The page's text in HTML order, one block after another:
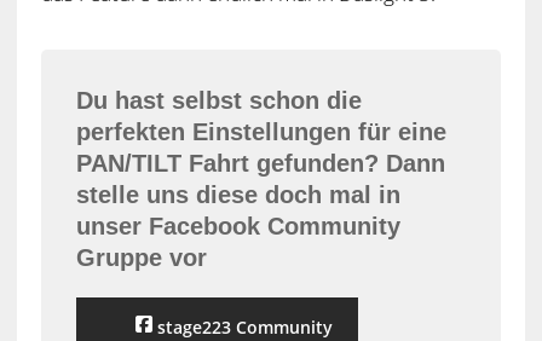
Du hast selbst schon die
perfekten Einstellungen für eine
PAN/TILT Fahrt gefunden? Dann
stelle uns diese doch mal in
unser Facebook Community
Gruppe vor
stage223 Community